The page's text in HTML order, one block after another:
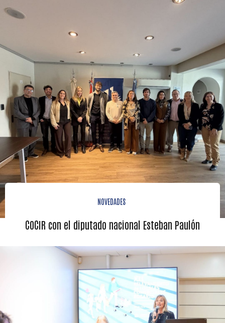
NOVEDADES
COCIR con el diputado nacional Esteban Paulón